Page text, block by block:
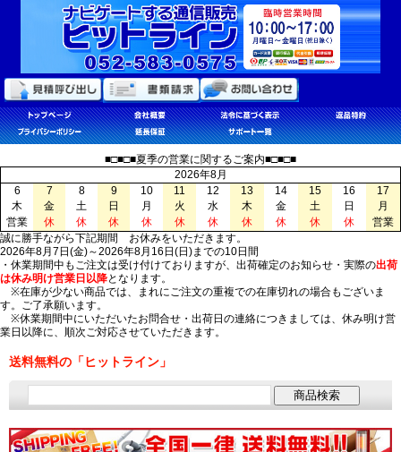
■□■□■夏季の営業に関するご案内■□■□■
2026年8月
6
7 8 9 10 11 12 13 14 15 16
17
木
金 土 日 月 火 水 木 金 土 日
月
営業
休 休 休 休 休 休 休 休 休 休
営業
誠に勝手ながら下記期間 お休みをいただきます。
2026年8月7日(金)～2026年8月16日(日)までの10日間
・休業期間中もご注文は受け付けておりますが、出荷確定のお知らせ・実際の出荷
は休み明け営業日以降となります。
※在庫が少ない商品では、まれにご注文の重複での在庫切れの場合もございま
す。ご了承願います。
※休業期間中にいただいたお問合せ・出荷日の連絡につきましては、休み明け営
業日以降に、順次ご対応させていただきます。
送料無料の「ヒットライン」